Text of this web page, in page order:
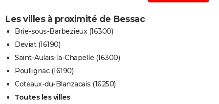
Les villes à proximité de Bessac
Brie-sous-Barbezieux (16300)
Deviat (16190)
Saint-Aulais-la-Chapelle (16300)
Poullignac (16190)
Coteaux-du-Blanzacais (16250)
Toutes les villes